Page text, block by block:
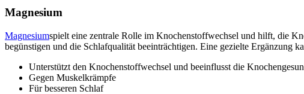
Magnesium
Magnesiumspielt eine zentrale Rolle im Knochenstoffwechsel und hilft, die
begünstigen und die Schlafqualität beeinträchtigen. Eine gezielte Ergänzung
Unterstützt den Knochenstoffwechsel und beeinflusst die
Gegen Muskelkrämpfe
Für besseren Schlaf